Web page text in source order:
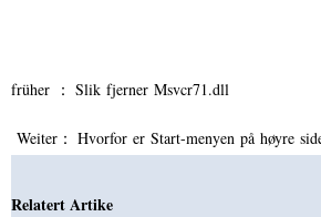
früher ： Slik fjerner Msvcr71.dll
Weiter： Hvorfor er Start-menyen på høyre
Relatert Artike